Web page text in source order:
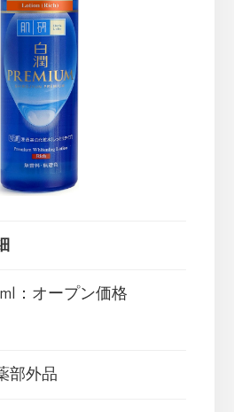
：オープン価格
部外品